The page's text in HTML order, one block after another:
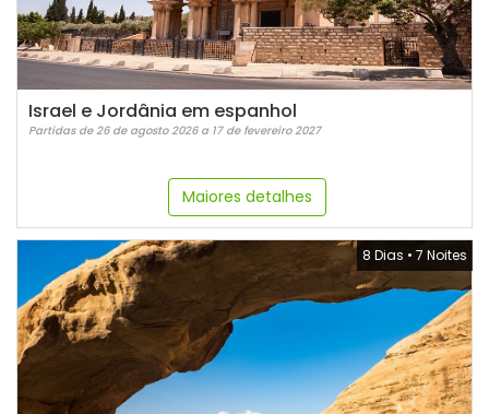
Israel e Jordânia em espanhol
Partidas de 26 de agosto 2026 a 17 de fevereiro 2027
Maiores detalhes
8 Dias • 7 Noites